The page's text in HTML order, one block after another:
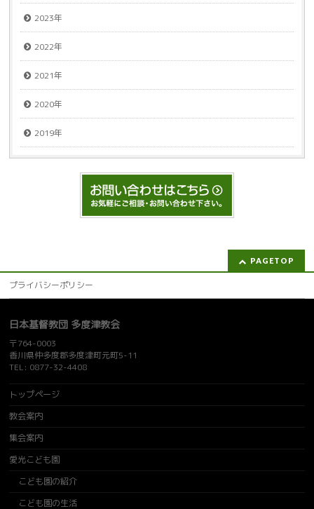
2023年
2022年
2021年
2020年
2019年
PAGETOP
プライバシーポリシー
日本基督教団 多度津教会
〒764-0003
香川県仲多度郡多度津町元町5-11
TEL: 0877-32-4408
トップページ
教会案内
集会案内
愛光こども園
こども園の紹介
こども園の生活